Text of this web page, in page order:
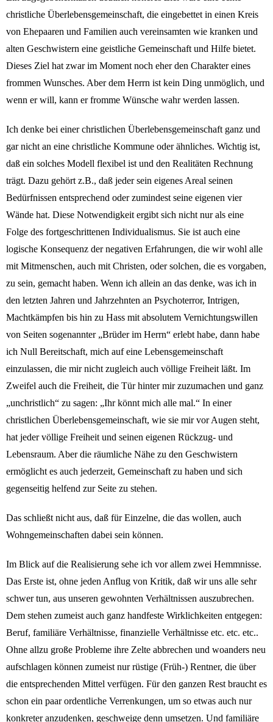
christliche Überlebensgemeinschaft, die eingebettet in einen Kreis
von Ehepaaren und Familien auch vereinsamten wie kranken und
alten Geschwistern eine geistliche Gemeinschaft und Hilfe bietet.
Dieses Ziel hat zwar im Moment noch eher den Charakter eines
frommen Wunsches. Aber dem Herrn ist kein Ding unmöglich, und
wenn er will, kann er fromme Wünsche wahr werden lassen.
Ich denke bei einer christlichen Überlebensgemeinschaft ganz und
gar nicht an eine christliche Kommune oder ähnliches. Wichtig ist,
daß ein solches Modell flexibel ist und den Realitäten Rechnung
trägt. Dazu gehört z.B., daß jeder sein eigenes Areal seinen
Bedürfnissen entsprechend oder zumindest seine eigenen vier
Wände hat. Diese Notwendigkeit ergibt sich nicht nur als eine
Folge des fortgeschrittenen Individualismus. Sie ist auch eine
logische Konsequenz der negativen Erfahrungen, die wir wohl alle
mit Mitmenschen, auch mit Christen, oder solchen, die es vorgaben,
zu sein, gemacht haben. Wenn ich allein an das denke, was ich in
den letzten Jahren und Jahrzehnten an Psychoterror, Intrigen,
Machtkämpfen bis hin zu Hass mit absolutem Vernichtungswillen
von Seiten sogenannter „Brüder im Herrn“ erlebt habe, dann habe
ich Null Bereitschaft, mich auf eine Lebensgemeinschaft
einzulassen, die mir nicht zugleich auch völlige Freiheit läßt. Im
Zweifel auch die Freiheit, die Tür hinter mir zuzumachen und ganz
„unchristlich“ zu sagen: „Ihr könnt mich alle mal.“ In einer
christlichen Überlebensgemeinschaft, wie sie mir vor Augen steht,
hat jeder völlige Freiheit und seinen eigenen Rückzug- und
Lebensraum. Aber die räumliche Nähe zu den Geschwistern
ermöglicht es auch jederzeit, Gemeinschaft zu haben und sich
gegenseitig helfend zur Seite zu stehen.
Das schließt nicht aus, daß für Einzelne, die das wollen, auch
Wohngemeinschaften dabei sein können.
Im Blick auf die Realisierung sehe ich vor allem zwei Hemmnisse.
Das Erste ist, ohne jeden Anflug von Kritik, daß wir uns alle sehr
schwer tun, aus unseren gewohnten Verhältnissen auszubrechen.
Dem stehen zumeist auch ganz handfeste Wirklichkeiten entgegen:
Beruf, familiäre Verhältnisse, finanzielle Verhältnisse etc. etc. etc..
Ohne allzu große Probleme ihre Zelte abbrechen und woanders neu
aufschlagen können zumeist nur rüstige (Früh-) Rentner, die über
die entsprechenden Mittel verfügen. Für den ganzen Rest braucht es
schon ein paar ordentliche Verrenkungen, um so etwas auch nur
konkreter anzudenken, geschweige denn umsetzen. Und familiäre